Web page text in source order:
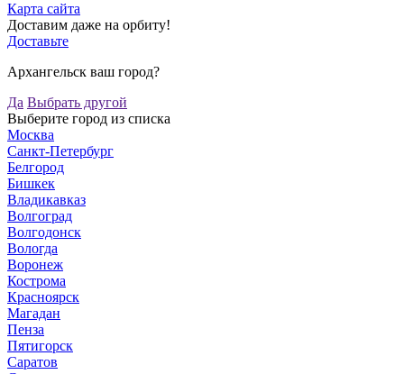
Карта сайта
Доставим даже на орбиту!
Доставьте
Архангельск ваш город?
Да Выбрать другой
Выберите город из списка
Москва
Санкт-Петербург
Белгород
Бишкек
Владикавказ
Волгоград
Волгодонск
Вологда
Воронеж
Кострома
Красноярск
Магадан
Пенза
Пятигорск
Саратов